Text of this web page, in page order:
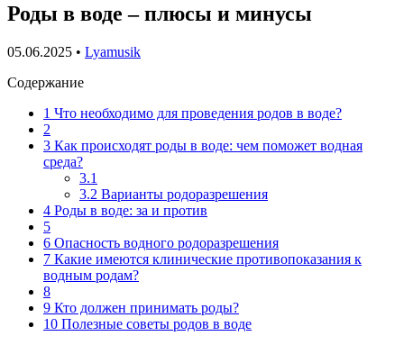
Роды в воде – плюсы и минусы
05.06.2025 • Lyamusik
Содержание
1 Что необходимо для проведения родов в воде?
2
3 Как происходят роды в воде: чем поможет водная
среда?
3.1
3.2 Варианты родоразрешения
4 Роды в воде: за и против
5
6 Опасность водного родоразрешения
7 Какие имеются клинические противопоказания к
водным родам?
8
9 Кто должен принимать роды?
10 Полезные советы родов в воде